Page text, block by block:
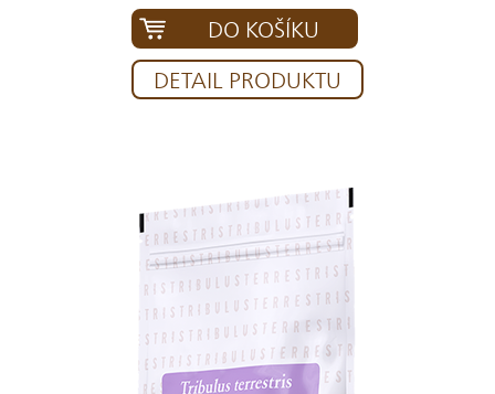
DO KOŠÍKU
DETAIL PRODUKTU